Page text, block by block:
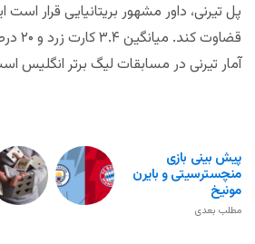
پل تیرنی، داور مشهور بریتانیایی قرار
آمار تیرنی در مسابقات لیگ برتر انگلیس
پیش بینی بازی
منچسترسیتی و بایرن
مونیخ
مطلب بعدی